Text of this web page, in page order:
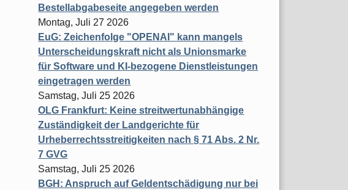
Bestellabgabeseite angegeben werden
Montag, Juli 27 2026
EuG: Zeichenfolge "OPENAI" kann mangels
Unterscheidungskraft nicht als Unionsmarke
für Software und KI-bezogene Dienstleistungen
eingetragen werden
Samstag, Juli 25 2026
OLG Frankfurt: Keine streitwertunabhängige
Zuständigkeit der Landgerichte für
Urheberrechtsstreitigkeiten nach § 71 Abs. 2 Nr.
7 GVG
Samstag, Juli 25 2026
BGH: Anspruch auf Geldentschädigung nur bei